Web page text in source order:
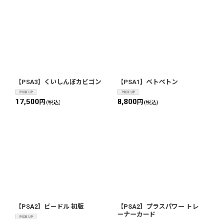
【PSA3】くいしんぼカビゴン
17,500円 (税込)
【PSA1】ベトベトン
8,800円 (税込)
【PSA2】ビードル 初版
【PSA2】プラスパワー トレ
ーナーカード